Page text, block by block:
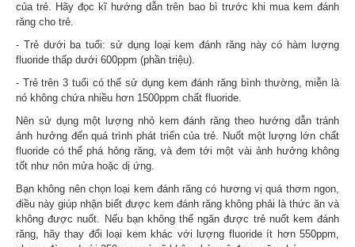
của trẻ. Hãy đọc kĩ hướng dẫn trên bao bì trước khi mua kem đánh
răng cho trẻ.
- Trẻ dưới ba tuổi: sử dụng loại kem đánh răng này có hàm lượng
fluoride thấp dưới 600ppm (phần triệu).
- Trẻ trên 3 tuổi có thể sử dụng kem đánh răng bình thường, miễn là
nó không chứa nhiều hơn 1500ppm chất fluoride.
Nên sử dụng một lượng nhỏ kem đánh răng theo hướng dẫn tránh
ảnh hưởng đến quá trình phát triển của trẻ. Nuốt một lượng lớn chất
fluoride có thể phá hỏng răng, và đem tới một vài ảnh hưởng không
tốt như nôn mửa hoặc dị ứng.
Bạn không nên chọn loại kem đánh răng có hương vị quá thơm ngon,
điều này giúp nhận biết được kem đánh răng không phải là thức ăn và
không được nuốt. Nếu bạn không thể ngăn được trẻ nuốt kem đánh
răng, hãy thay đổi loại kem khác với lượng fluoride ít hơn 550ppm,